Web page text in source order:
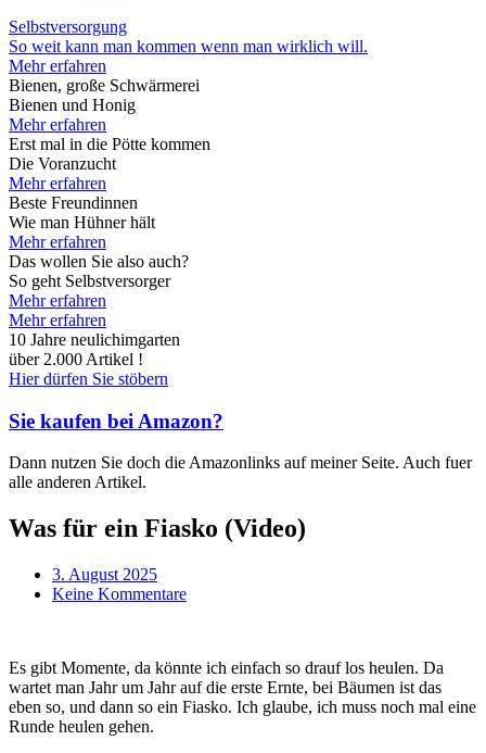
Selbstversorgung
So weit kann man kommen wenn man wirklich will.
Mehr erfahren
Bienen, große Schwärmerei
Bienen und Honig
Mehr erfahren
Erst mal in die Pötte kommen
Die Voranzucht
Mehr erfahren
Beste Freundinnen
Wie man Hühner hält
Mehr erfahren
Das wollen Sie also auch?
So geht Selbstversorger
Mehr erfahren
Mehr erfahren
10 Jahre neulichimgarten
über 2.000 Artikel !
Hier dürfen Sie stöbern
Sie kaufen bei Amazon?
Dann nutzen Sie doch die Amazonlinks auf meiner Seite. Auch fuer
alle anderen Artikel.
Was für ein Fiasko (Video)
3. August 2025
Keine Kommentare
Es gibt Momente, da könnte ich einfach so drauf los heulen. Da
wartet man Jahr um Jahr auf die erste Ernte, bei Bäumen ist das
eben so, und dann so ein Fiasko. Ich glaube, ich muss noch mal eine
Runde heulen gehen.